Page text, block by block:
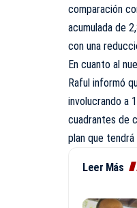
comparación
acumulada de
con una
En cuanto al
Raful informó
involucrando a
cuadrantes de
plan que tendrá
Leer Más